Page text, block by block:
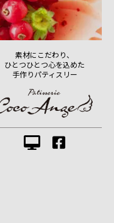
素材にこだわり、
ひとつひとつ心を込めた
手作りパティスリー